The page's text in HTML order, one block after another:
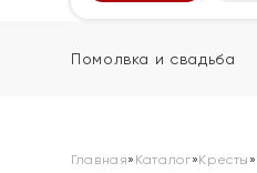
Помолвка и свадьба
Главная» Каталог»Кресты »